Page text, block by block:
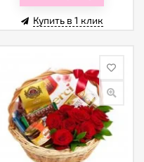
Купить в 1 клик